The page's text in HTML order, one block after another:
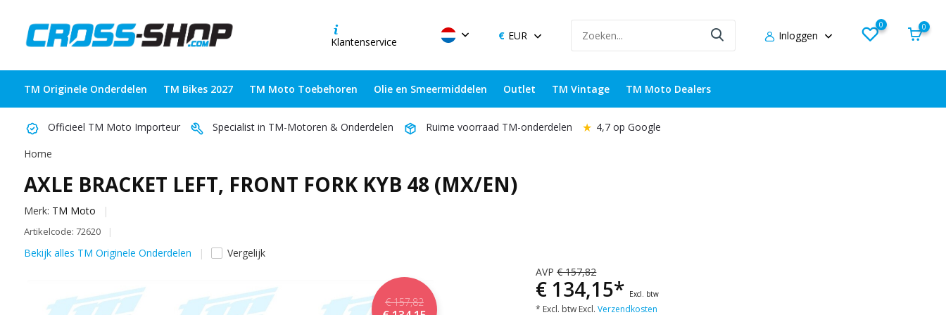
Klantenservice EUR Inloggen
0 0
TM Originele Onderdelen TM Bikes 2027 TM Moto Toebehoren Olie en Smeermiddelen Outlet TM Vintage TM Moto Dealers
Officieel TM Moto Importeur Specialist in TM-Motoren & Onderdelen Ruime voorraad TM-onderdelen ★ 4,7 op Google
Home
AXLE BRACKET LEFT, FRONT FORK KYB 48 (MX/EN)
Merk: TM Moto
Artikelcode: 72620
Bekijk alles TM Originele Onderdelen Vergelijk
€ 157,82
AVP€ 157,82
€ 134,15* Excl. btw
* Excl. btw Excl.Verzendkosten